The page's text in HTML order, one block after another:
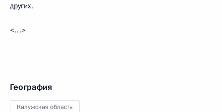
других.
<…>
География
Калужская область